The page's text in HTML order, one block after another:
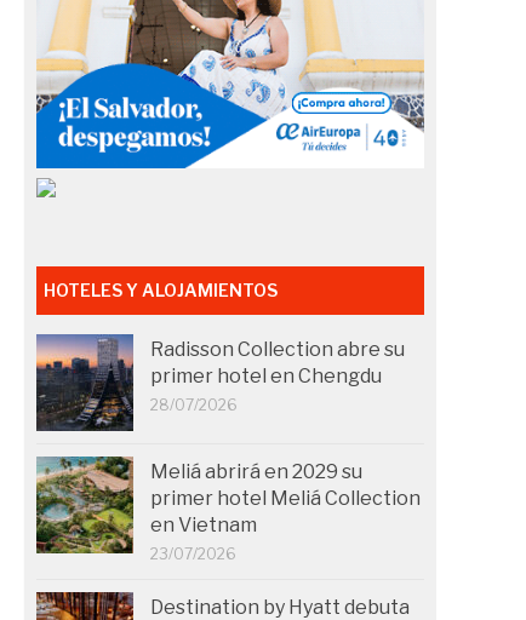
HOTELES Y ALOJAMIENTOS
Radisson Collection abre su
primer hotel en Chengdu
28/07/2026
Meliá abrirá en 2029 su
primer hotel Meliá Collection
en Vietnam
23/07/2026
Destination by Hyatt debuta